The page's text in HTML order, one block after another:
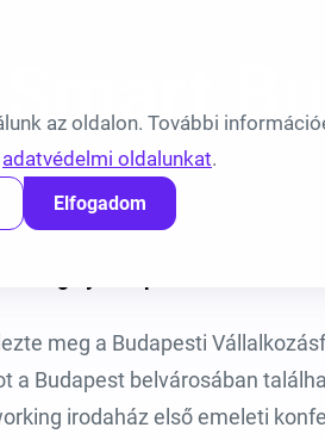
az oldalon. További
adatvédelmi oldalunkat.
Elfogadom
Smart
nyílt nap
meg a Budapesti
a Budapest belvárosában
irodaház első emeleti